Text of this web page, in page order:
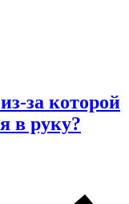
за которой
в руку?